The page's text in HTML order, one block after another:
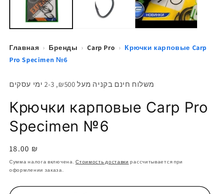
Главная › Бренды › Carp Pro › Крючки карповые Carp
Pro Specimen №6
משלוח חינם בקניה מעל ₪500, 2-3 ימי עסקים
Крючки карповые Carp Pro
Specimen №6
Обычная
цена
18.00 ₪
Сумма налога включена.Стоимость доставки рассчитывается при
оформлении заказа.